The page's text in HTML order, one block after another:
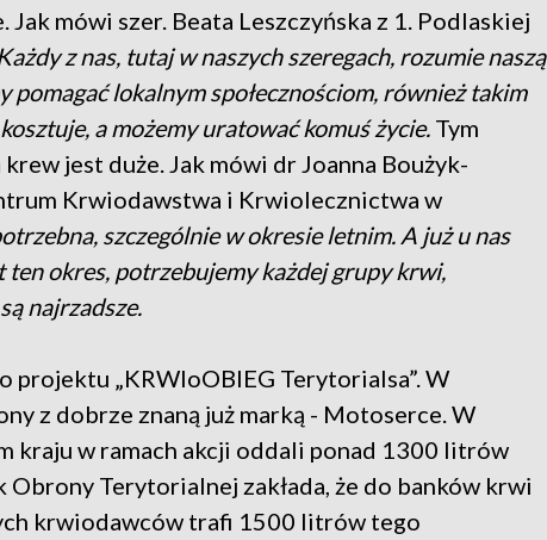
mówi szer. Beata Leszczyńska z 1. Podlaskiej
z nas, tutaj w naszych szeregach, rozumie naszą
pomagać lokalnym społecznościom, również takim
a możemy uratować komuś życie. Tym
jest duże. Jak mówi dr Joanna Boużyk-
Krwiodawstwa i Krwiolecznictwa w
szczególnie w okresie letnim. A już u nas
okres, potrzebujemy każdej grupy krwi,
najrzadsze.
projektu „KRWIoOBIEG Terytorialsa”. W
z dobrze znaną już marką - Motoserce. W
kraju w ramach akcji oddali ponad 1300 litrów
Terytorialnej zakłada, że do banków krwi
krwiodawców trafi 1500 litrów tego